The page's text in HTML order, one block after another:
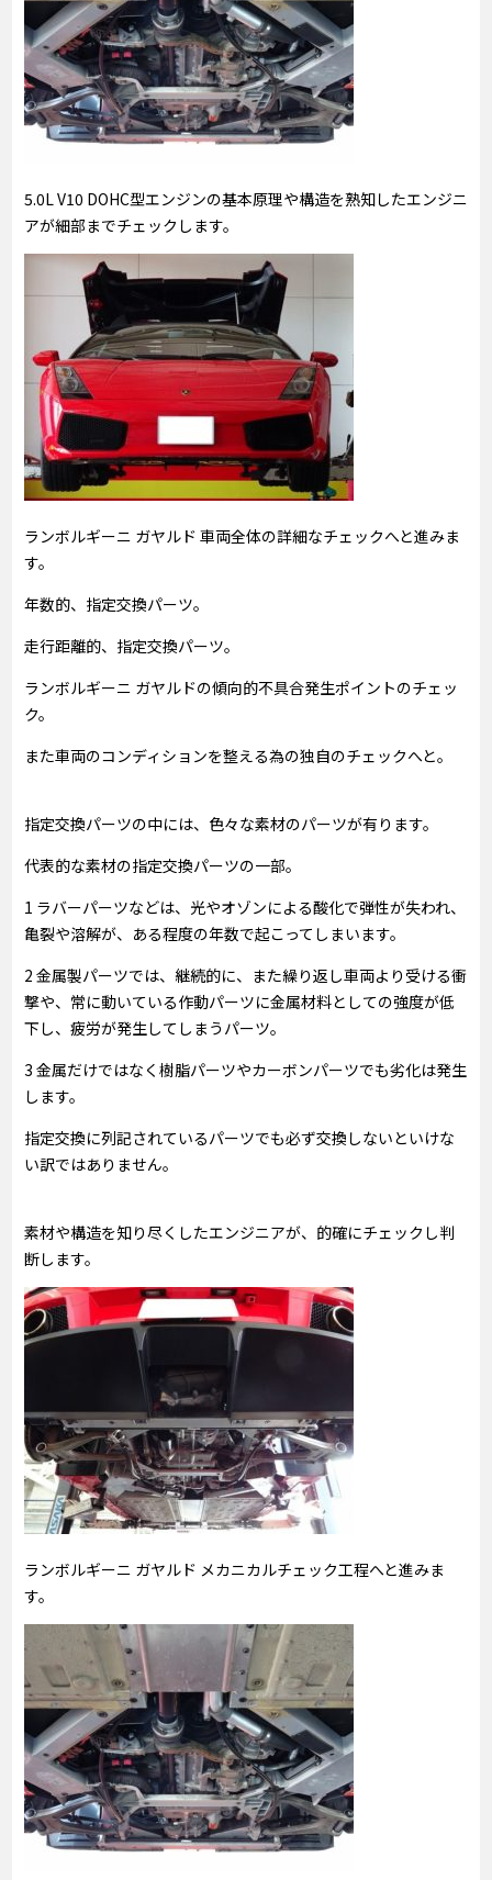
5.0L V10 DOHC型エンジンの基本原理や構造を熟知したエンジニ
アが細部までチェックします。
ランボルギーニ ガヤルド 車両全体の詳細なチェックへと進みま
す。
年数的、指定交換パーツ。
走行距離的、指定交換パーツ。
ランボルギーニ ガヤルドの傾向的不具合発生ポイントのチェッ
ク。
また車両のコンディションを整える為の独自のチェックへと。
指定交換パーツの中には、色々な素材のパーツが有ります。
代表的な素材の指定交換パーツの一部。
1 ラバーパーツなどは、光やオゾンによる酸化で弾性が失われ、
亀裂や溶解が、ある程度の年数で起こってしまいます。
2 金属製パーツでは、継続的に、また繰り返し車両より受ける衝
撃や、常に動いている作動パーツに金属材料としての強度が低
下し、疲労が発生してしまうパーツ。
3 金属だけではなく樹脂パーツやカーボンパーツでも劣化は発生
します。
指定交換に列記されているパーツでも必ず交換しないといけな
い訳ではありません。
素材や構造を知り尽くしたエンジニアが、的確にチェックし判
断します。
ランボルギーニ ガヤルド メカニカルチェック工程へと進みま
す。